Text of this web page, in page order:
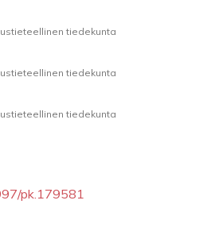
tiedekunta
tiedekunta
tiedekunta
pk.179581